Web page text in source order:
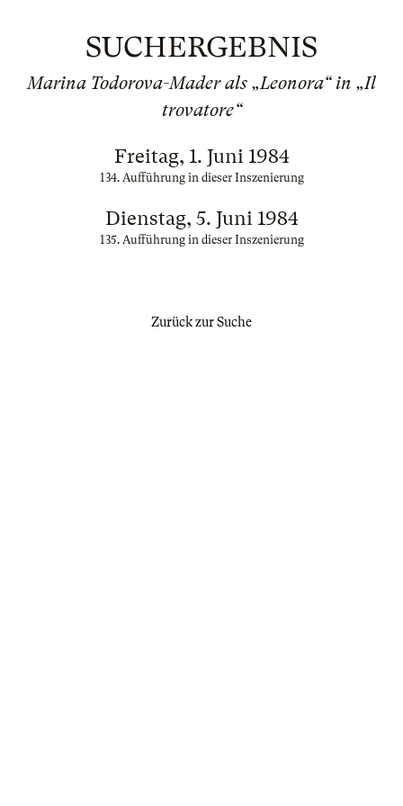
SUCHERGEBNIS
Marina Todorova-Mader als „Leonora“ in „Il
trovatore“
Freitag, 1. Juni 1984
134. Aufführung in dieser Inszenierung
Dienstag, 5. Juni 1984
135. Aufführung in dieser Inszenierung
Zurück zur Suche